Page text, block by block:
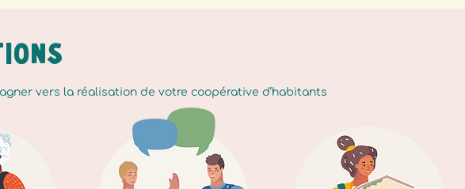
vers la réalisation de votre coopérative d’habitants